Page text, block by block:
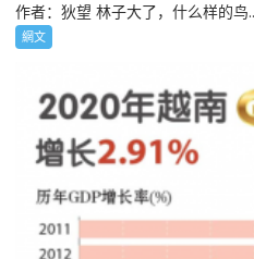
作者：狄望 林子大了，什么样的鸟
網文